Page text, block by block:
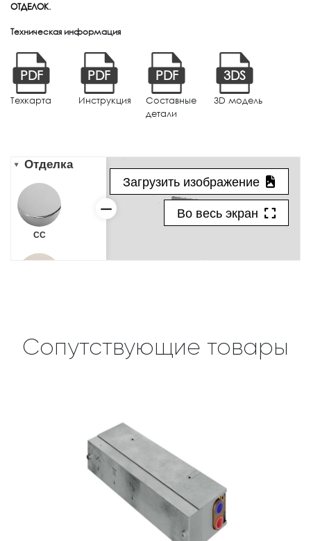
ОТДЕЛОК.
Техническая информация
PDF
Техкарта
PDF
Инструкция
PDF
Составные
детали
3DS
3D модель
Сопутствующие товары